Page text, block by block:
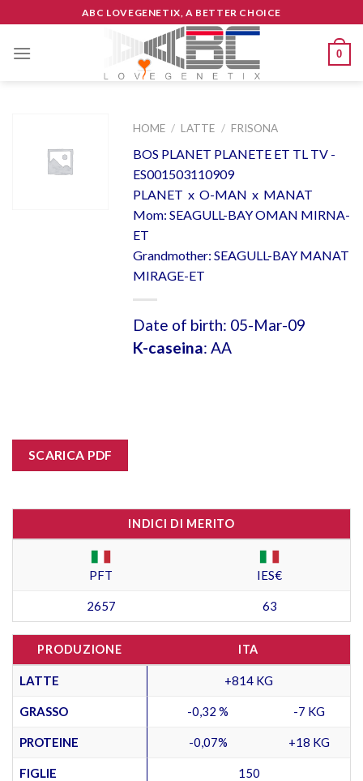
to
content
ABC LOVEGENETIX, A BETTER CHOICE
0
HOME / LATTE / FRISONA
BOS PLANET PLANETE ET TL TV -
ES001503110909
PLANET x O-MAN x MANAT
Mom: SEAGULL-BAY OMAN MIRNA-
ET
Grandmother: SEAGULL-BAY MANAT
MIRAGE-ET
Date of birth: 05-Mar-09
K-caseina: AA
SCARICA PDF
INDICI DI MERITO
PFT IES€
2657 63
PRODUZIONE ITA
LATTE +814 KG
GRASSO -0,32 % -7 KG
PROTEINE -0,07% +18 KG
FIGLIE 150